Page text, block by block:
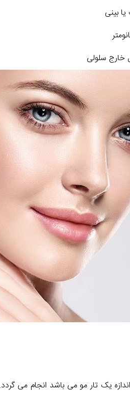
بینی
خارج سلولی
اندازه یک تار مو می باشد انجام می